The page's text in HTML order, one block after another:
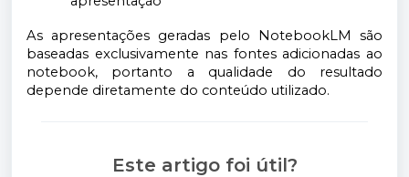
As apresentações geradas pelo NotebookLM são
baseadas exclusivamente nas fontes adicionadas ao
notebook, portanto a qualidade do resultado
depende diretamente do conteúdo utilizado.
Este artigo foi útil?